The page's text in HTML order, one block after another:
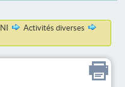
Activités diverses